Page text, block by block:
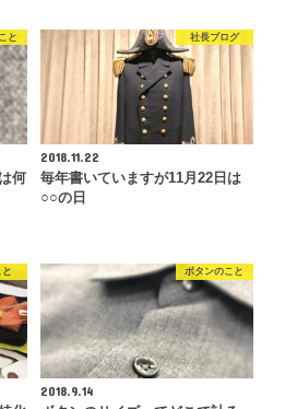
と
何
社長ブログ
2018.11.22
毎年書いていますが11月22日は
○○の日
と ボタンのこと
2018.9.14